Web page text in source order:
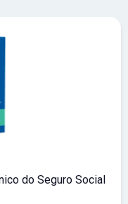
do Seguro Social